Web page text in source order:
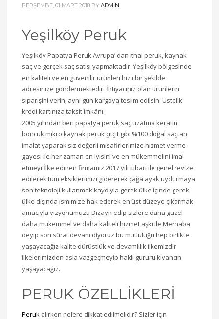
PERŞEMBE, 01 MART 2018 BY ADMIN
Yeşilköy Peruk
Yeşilköy Papatya Peruk Avrupa’ dan ithal peruk, kaynak
saç ve gerçek saç satışı yapmaktadır. Yeşilköy bölgesinde
en kaliteli ve en güvenilir ürünleri hızlı bir şekilde
adresinize göndermektedir. İhtiyacınız olan ürünlerin
siparişini verin, aynı gün kargoya teslim edilsin. Üstelik
kredi kartınıza taksit imkânı.
2005 yılından beri papatya peruk saç uzatma keratin
boncuk mikro kaynak peruk çıtçıt gibi %100 doğal saçtan
imalat yaparak siz değerli misafirlerimize hizmet verme
gayesi ile her zaman en iyisini ve en mükemmelini imal
etmeyi İlke edinen firmamız 2017 yılı itibarı ile genel revize
edilerek tüm eksiklerimizi gidererek çağa ayak uydurmaya
son teknoloji kullanmak kaydıyla gerek ülke içinde gerek
ülke dışında ismimize hak ederek en üst düzeye çıkarmak
amacıyla vizyonumuzu Dizayn edip sizlere daha güzel
daha mükemmel ve daha kaliteli hizmet aşkı ile Merhaba
deyip son sürat devam diyoruz bu mutluluğu hep birlikte
yaşayacağız kalite dürüstlük ve devamlılık ilkemizdir
ilkelerimizden asla vazgeçmeyip haklı gururu kıvancın
yaşayacağız.
PERUK ÖZELLİKLERİ
Peruk alırken nelere dikkat edilmelidir? Sizler için